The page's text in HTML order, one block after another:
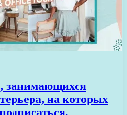
занимающихся
на которых